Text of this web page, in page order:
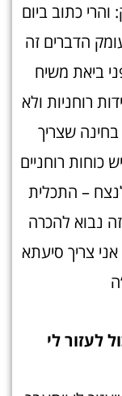
כתוב ביום
הדברים זה
ביאת משיח
רוחניות ולא
שצריך
כוחות רוחניים
– התכלית
נבוא להכרה
צריך סיעתא
לעזור לי